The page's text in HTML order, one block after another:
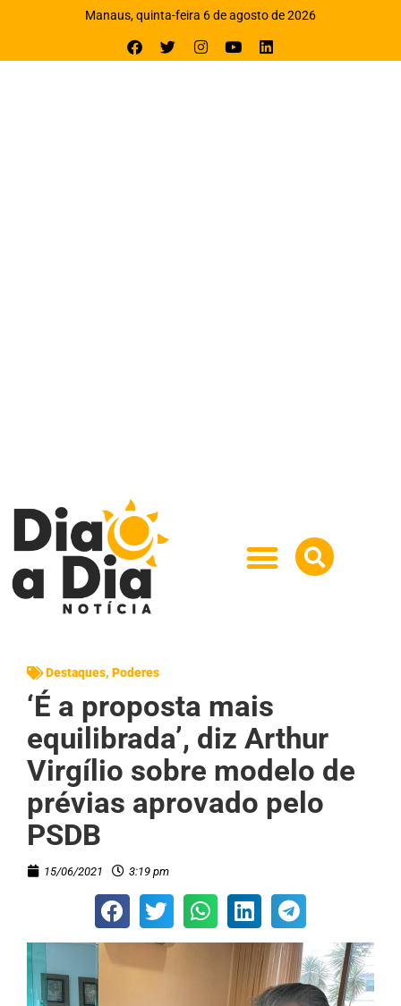
Manaus, quinta-feira 6 de agosto de 2026
Destaques, Poderes
‘É a proposta mais
equilibrada’, diz Arthur
Virgílio sobre modelo de
prévias aprovado pelo
PSDB
15/06/2021 3:19 pm